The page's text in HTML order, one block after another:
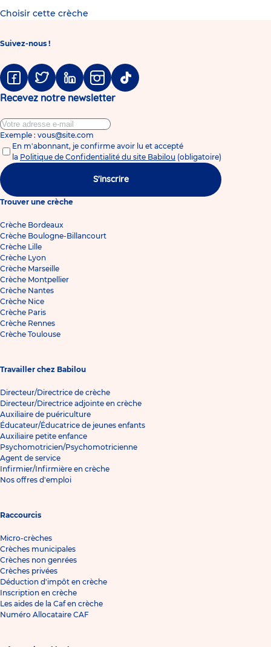
Choisir cette crèche
Suivez-nous !
FacebookTwitter LinkedinInstagramTiktok
Recevez notre newsletter
Exemple : vous@site.com
En m'abonnant, je confirme avoir lu et accepté
la Politique de Confidentialité du site Babilou (obligatoire)
S'inscrire
Trouver une crèche
Crèche Bordeaux
Crèche Boulogne-Billancourt
Crèche Lille
Crèche Lyon
Crèche Marseille
Crèche Montpellier
Crèche Nantes
Crèche Nice
Crèche Paris
Crèche Rennes
Crèche Toulouse
Travailler chez Babilou
Directeur/Directrice de crèche
Directeur/Directrice adjointe en crèche
Auxiliaire de puériculture
Éducateur/Éducatrice de jeunes enfants
Auxiliaire petite enfance
Psychomotricien/Psychomotricienne
Agent de service
Infirmier/Infirmière en crèche
Nos offres d'emploi
Raccourcis
Micro-crèches
Crèches municipales
Crèches non genrées
Crèches privées
Déduction d'impôt en crèche
Inscription en crèche
Les aides de la Caf en crèche
Numéro Allocataire CAF